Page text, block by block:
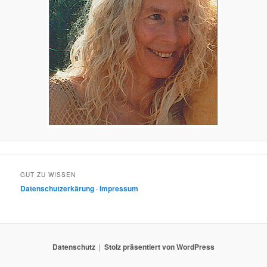
GUT ZU WISSEN
Datenschutzerkärung ∙Impressum
Datenschutz Stolz präsentiert von WordPress